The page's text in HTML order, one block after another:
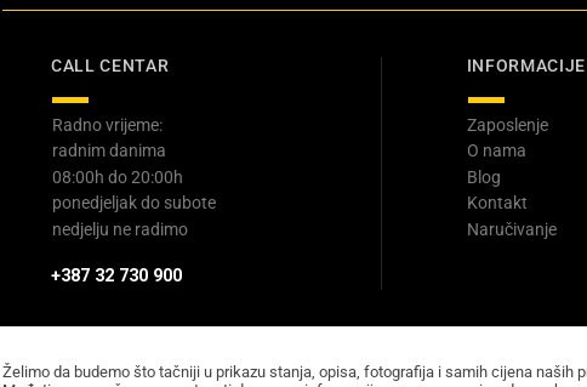
CALL CENTAR
Radno vrijeme:
radnim danima
08:00h do 20:00h
ponedjeljak do subote
nedjelju ne radimo
+387 32 730 900
INFORMACIJE
Zaposlenje
O nama
Blog
Kontakt
Naručivanje
Želimo da budemo što tačniji u prikazu stanja, opisa, fotografija i samih cijena naših